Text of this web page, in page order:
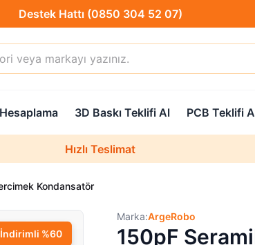
Hızlı Teslimat
3D Baskı Teklifi Al PCB Teklifi
Hızlı Teslimat
Uzman Teknik Servis
Kondansatör
İndirimli %60
Marka:ArgeRobo
150pF